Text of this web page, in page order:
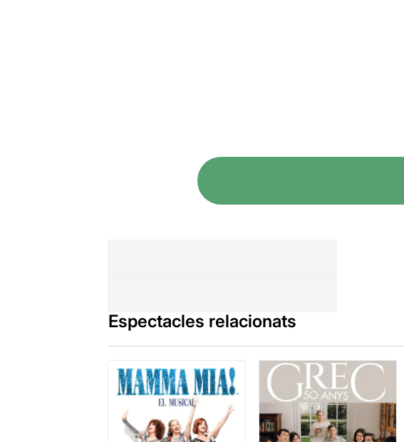
Espectacles relacionats